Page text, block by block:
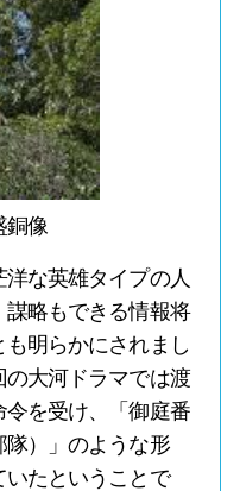
銅像
な英雄タイプの人
略もできる情報将
明らかにされまし
大河ドラマでは渡
を受け、「御庭番
隊）」のような形
いたということで